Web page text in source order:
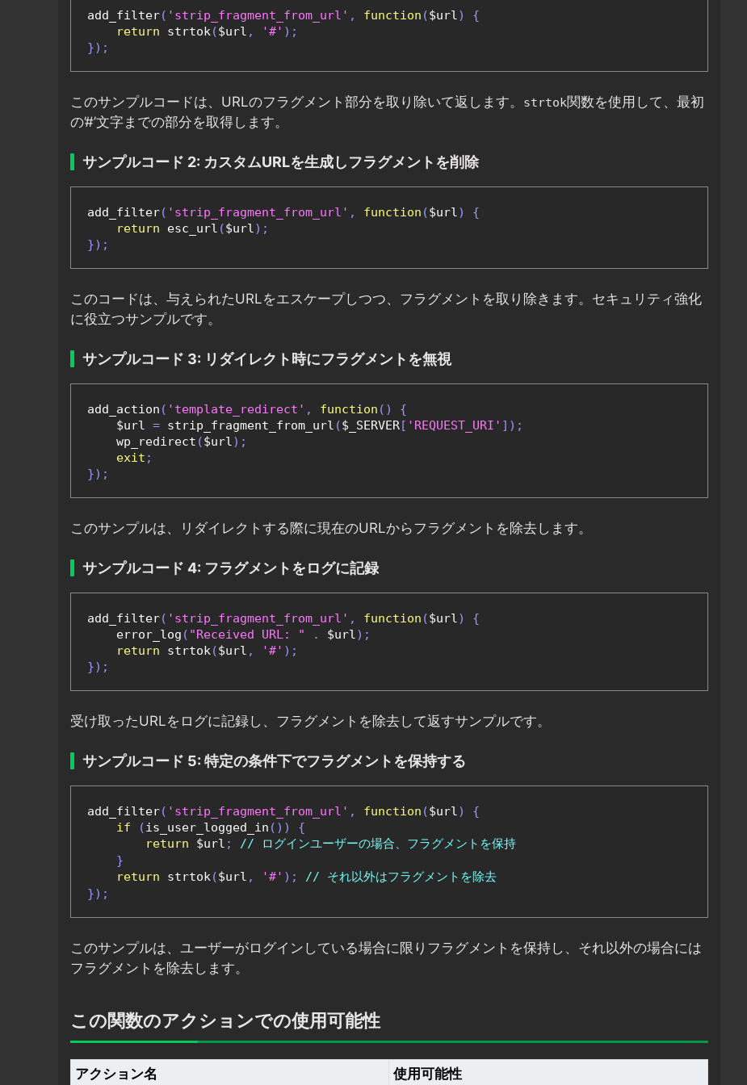
add_filter( 'strip_fragment_from_url' , function ($url)
{
return strtok($url , '#' );
});
このサンプルコードは、URLのフラグメント部分を取り除いて返します。 strtok関数を使用して、最初
の’#’文字までの部分を取得します。
サンプルコード 2: カスタムURLを生成しフラグメントを削除
add_filter( 'strip_fragment_from_url' , function ($url)
{
return esc_url ($url);
});
このコードは、与えられたURLをエスケープしつつ、フラグメントを取り除きます。セキュリティ強化
に役立つサンプルです。
サンプルコード 3: リダイレクト時にフラグメントを無視
add_action ( 'template_redirect' , function ()
{
    $url
= strip_fragment_from_url ($_SERVER[ 'REQUEST_URI' ]);
    wp_redirect
($url);
exit ;
});
このサンプルは、リダイレクトする際に現在のURLからフラグメントを除去します。
サンプルコード 4: フラグメントをログに記録
add_filter( 'strip_fragment_from_url' , function ($url)
{
    error_log
( "Received URL: " . $url);
return strtok($url , '#' );
});
受け取ったURLをログに記録し、フラグメントを除去して返すサンプルです。
サンプルコード 5: 特定の条件下でフラグメントを保持する
add_filter( 'strip_fragment_from_url' , function ($url)
{
if
(is_user_logged_in ())
{
return $url ;
// ログインユーザーの場合、フラグメントを保持
}
return strtok($url , '#' );
// それ以外はフラグメントを除去
});
このサンプルは、ユーザーがログインしている場合に限りフラグメントを保持し、それ以外の場合には
フラグメントを除去します。
この関数のアクションでの使用可能性
アクション名 使用可能性